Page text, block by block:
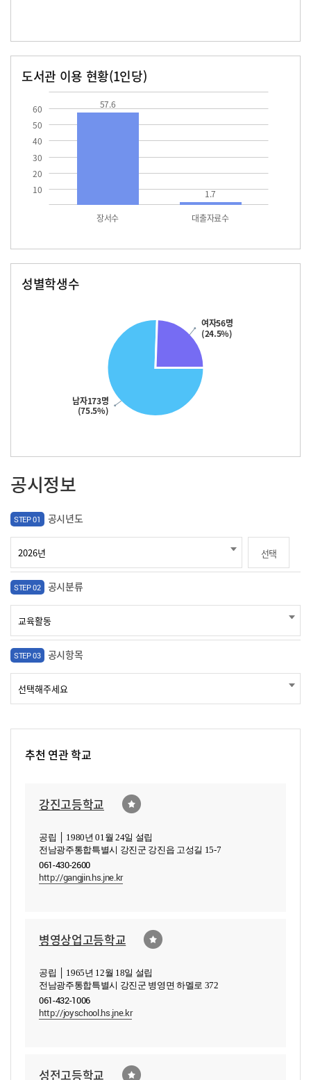
도서관 이용 현황(1인당)
10
20
30
40
50
60
장서수 대출자료수
57.6
1.7
성별학생수
남자173명
(75.5%)
여자56명
(24.5%)
공시정보
STEP 01 공시년도
선택
STEP 02 공시분류
STEP 03 공시항목
추천 연관 학교
강진고등학교
공립 │ 1980년 01월 24일 설립
전남광주통합특별시 강진군 강진읍 고성길 15-7
061-430-2600
http://gangjin.hs.jne.kr
병영상업고등학교
공립 │ 1965년 12월 18일 설립
전남광주통합특별시 강진군 병영면 하멜로 372
061-432-1006
http://joyschool.hs.jne.kr
성전고등학교